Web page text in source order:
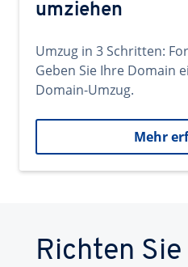
umziehen
Umzug in 3 Schritten:
Geben Sie Ihre Domain
Domain-Umzug.
Mehr
Richten